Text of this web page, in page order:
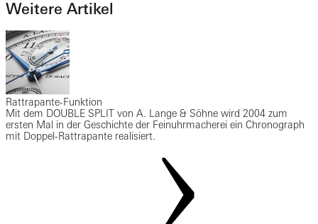
Weitere Artikel
Rattrapante-Funktion
Mit dem DOUBLE SPLIT von A. Lange & Söhne wird 2004 zum
ersten Mal in der Geschichte der Feinuhrmacherei ein Chronograph
mit Doppel-Rattrapante realisiert.